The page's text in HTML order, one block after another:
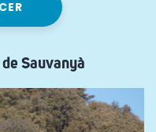
Sauvanyà